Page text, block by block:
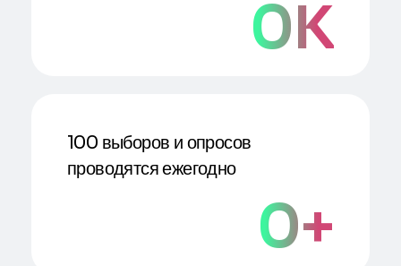
0K
100 выборов и опросов
проводятся ежегодно
0+